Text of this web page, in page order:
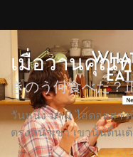
เมื่อวานคุณท
きのう何食べた？
วันหนึ่ง มามิ ไอดอลสา
ตรงหน้าเขา เขานั้นตื่น